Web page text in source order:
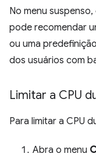
No menu suspenso,
pode recomendar
ou uma
dos usuários com
Limitar a CPU
Para limitar a CPU
Abra o menu